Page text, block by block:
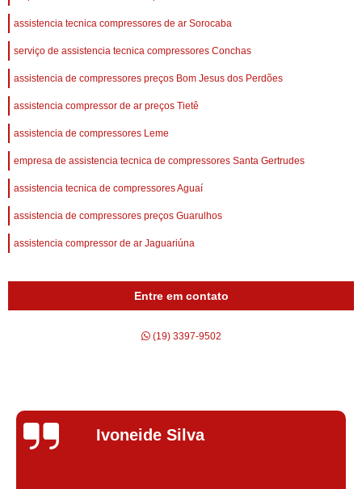
assistencia tecnica compressores de ar Sorocaba
serviço de assistencia tecnica compressores Conchas
assistencia de compressores preços Bom Jesus dos Perdões
assistencia compressor de ar preços Tietê
assistencia de compressores Leme
empresa de assistencia tecnica de compressores Santa Gertrudes
assistencia tecnica de compressores Aguaí
assistencia de compressores preços Guarulhos
assistencia compressor de ar Jaguariúna
Entre em contato
(19) 3397-9502
Silvana Alves